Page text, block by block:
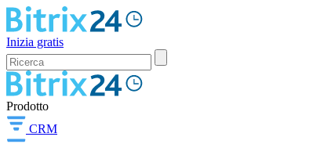
Inizia gratis
Prodotto
CRM